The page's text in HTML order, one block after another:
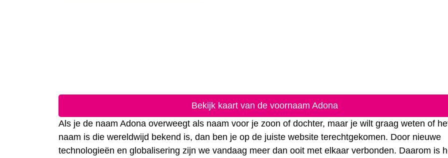
Bekijk kaart van de voornaam Adona
Als je de naam Adona overweegt als naam voor je zoon of dochter, maar je wilt graag weten of
naam is die wereldwijd bekend is, dan ben je op de juiste website terechtgekomen. Door nieuwe
technologieën en globalisering zijn we vandaag meer dan ooit met elkaar verbonden. Daarom is